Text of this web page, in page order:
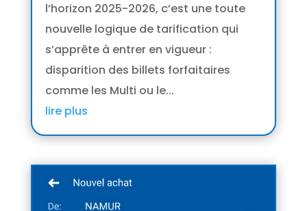
l’horizon 2025-2026, c’est une toute
nouvelle logique de tarification qui
s’apprête à entrer en vigueur :
disparition des billets forfaitaires
comme les Multi ou le...
lire plus